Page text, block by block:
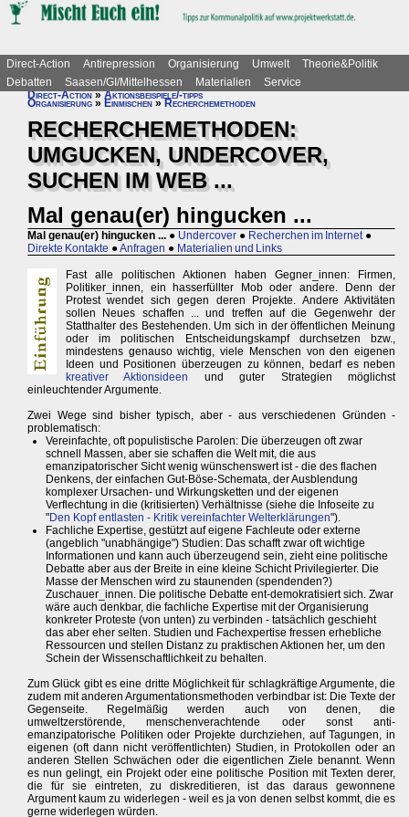
Direct-Action Antirepression Organisierung Umwelt
Theorie&Politik
Debatten
Saasen/GI/Mittelhessen Materialien
Service
Direct-Action»Aktionsbeispiele/-tipps
Organisierung » Einmischen » Recherchemethoden
RECHERCHEMETHODEN:
UMGUCKEN, UNDERCOVER,
SUCHEN IM WEB ...
Mal genau(er) hingucken ...
Mal genau(er) hingucken ... ● Undercover ● Recherchen im Internet ●
Direkte Kontakte ●Anfragen ● Materialien und Links
Fast alle politischen Aktionen haben Gegner_innen: Firmen,
Politiker_innen, ein hasserfüllter Mob oder andere. Denn der
Protest wendet sich gegen deren Projekte. Andere Aktivitäten
sollen Neues schaffen ... und treffen auf die Gegenwehr der
Statthalter des Bestehenden. Um sich in der öffentlichen Meinung
oder im politischen Entscheidungskampf durchsetzen bzw.,
mindestens genauso wichtig, viele Menschen von den eigenen
Ideen und Positionen überzeugen zu können, bedarf es neben
kreativer Aktionsideen
und guter Strategien möglichst
einleuchtender Argumente.
Zwei Wege sind bisher typisch, aber - aus verschiedenen Gründen -
problematisch:
Vereinfachte, oft populistische Parolen: Die überzeugen oft zwar
schnell Massen, aber sie schaffen die Welt mit, die aus
emanzipatorischer Sicht wenig wünschenswert ist - die des flachen
Denkens, der einfachen Gut-Böse-Schemata, der Ausblendung
komplexer Ursachen- und Wirkungsketten und der eigenen
Verflechtung in die (kritisierten) Verhältnisse (siehe die Infoseite zu
"Den Kopf entlasten - Kritik vereinfachter Welterklärungen").
Fachliche Expertise, gestützt auf eigene Fachleute oder externe
(angeblich "unabhängige") Studien: Das schafft zwar oft wichtige
Informationen und kann auch überzeugend sein, zieht eine politische
Debatte aber aus der Breite in eine kleine Schicht Privilegierter. Die
Masse der Menschen wird zu staunenden (spendenden?)
Zuschauer_innen. Die politische Debatte ent-demokratisiert sich. Zwar
wäre auch denkbar, die fachliche Expertise mit der Organisierung
konkreter Proteste (von unten) zu verbinden - tatsächlich geschieht
das aber eher selten. Studien und Fachexpertise fressen erhebliche
Ressourcen und stellen Distanz zu praktischen Aktionen her, um den
Schein der Wissenschaftlichkeit zu behalten.
Zum Glück gibt es eine dritte Möglichkeit für schlagkräftige Argumente, die
zudem mit anderen Argumentationsmethoden verbindbar ist: Die Texte der
Gegenseite. Regelmäßig werden auch von denen, die
umweltzerstörende, menschenverachtende oder sonst anti-
emanzipatorische Politiken oder Projekte durchziehen, auf Tagungen, in
eigenen (oft dann nicht veröffentlichten) Studien, in Protokollen oder an
anderen Stellen Schwächen oder die eigentlichen Ziele benannt. Wenn
es nun gelingt, ein Projekt oder eine politische Position mit Texten derer,
die für sie eintreten, zu diskreditieren, ist das daraus gewonnene
Argument kaum zu widerlegen - weil es ja von denen selbst kommt, die es
gerne widerlegen würden.